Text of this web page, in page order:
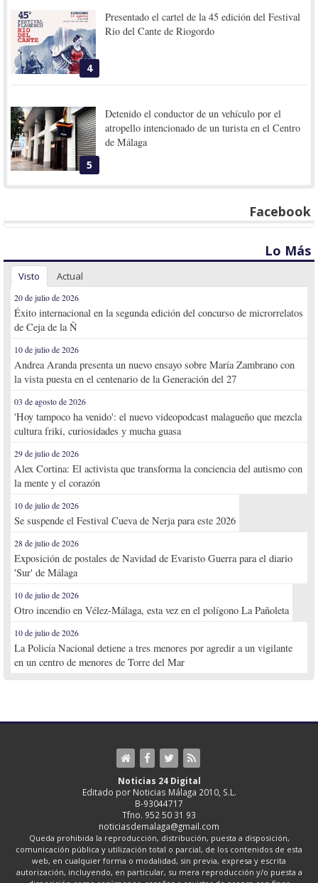
4
Presentado el cartel de la 45 edición del Festival
Rio del Cante de Riogordo
5
Detenido el conductor de un vehículo por el
atropello intencionado de un turista en el Centro
de Málaga
Facebook
Lo Más
Visto Actual
20 de julio de 2026
Éxito internacional en la segunda edición del concurso de microrrelatos
de Ceja de la Ñ
10 de julio de 2026
Andrea Aranda presenta un nuevo ensayo sobre María Zambrano con
la vista puesta en el centenario de la Generación del 27
03 de agosto de 2026
'Hoy tampoco ha venido': el nuevo videopodcast malagueño que mezcla
cultura friki, curiosidades y mucha guasa
29 de julio de 2026
Alex Cortina: El activista que transforma la conciencia del autismo con
la mente y el corazón
10 de julio de 2026
Se suspende el Festival Cueva de Nerja para este 2026
28 de julio de 2026
Exposición de postales de Navidad de Evaristo Guerra para el diario
'Sur' de Málaga
10 de julio de 2026
Otro incendio en Vélez-Málaga, esta vez en el polígono La Pañoleta
10 de julio de 2026
La Policía Nacional detiene a tres menores por agredir a un vigilante
en un centro de menores de Torre del Mar
Noticias 24 Digital
Editado por Noticias Málaga 2010, S.L.
B-93044717
Tfno. 952 50 31 93
noticiasdemalaga@gmail.com
Queda prohibida la reproducción, distribución, puesta a disposición,
comunicación pública y utilización total o parcial, de los contenidos de esta
web, en cualquier forma o modalidad, sin previa, expresa y escrita
autorización, incluyendo, en particular, su mera reproducción y/o puesta a